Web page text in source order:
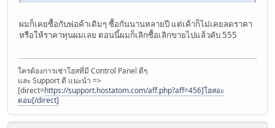
ผมก็เคยซื้อกับพ่อค้าเดิมๆ ซื้อกันนานหลายปี แต่เค้าก็ไม่เคยลดราคา
หรือให้ราคาทุนผมเลย ตอนนี้ผมก็เลิกซื้อเลิกขายไปแล้วคับ 555
ใครต้องการเช่าโฮสที่มี Control Panel ดีๆ
และ Support ดี แนะนำ =>
[direct=https://support.hostatom.com/aff.php?aff=456]โฮสอะ
ตอม[/direct]